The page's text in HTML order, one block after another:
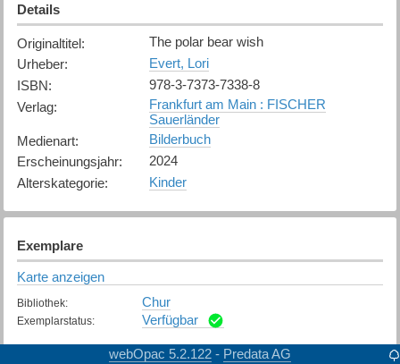
Details
Originaltitel:
The polar bear wish
Urheber:
Evert, Lori
ISBN:
978-3-7373-7338-8
Verlag:
Frankfurt am Main : FISCHER
Sauerländer
Medienart:
Bilderbuch
Erscheinungsjahr:
2024
Alterskategorie: Kinder
Exemplare
Karte anzeigen
Bibliothek: Chur
Exemplarstatus: Verfügbar
Klosters
webOpac 5.2.122 - Predata AG